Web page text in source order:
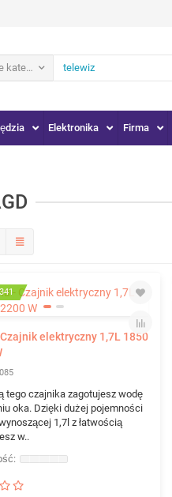
kategorie
Elektronika Firma
elektryczny 1,7L 1850
tego czajnika zagotujesz wodę
oka. Dzięki dużej pojemności
1,7l z łatwością
w..